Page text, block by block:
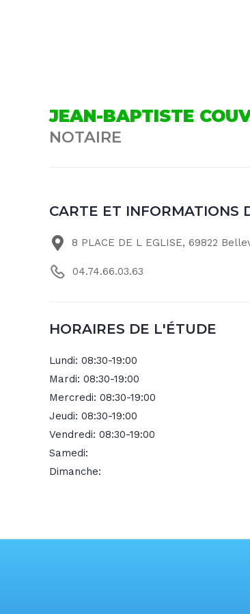
JEAN-BAPTISTE
NOTAIRE
CARTE ET INFORMATIONS
8 PLACE DE L EGLISE, 69822
04.74.66.03.63
HORAIRES DE L'ÉTUDE
Lundi: 08:30-19:00
Mardi: 08:30-19:00
Mercredi: 08:30-19:00
Jeudi: 08:30-19:00
Vendredi: 08:30-19:00
Samedi:
Dimanche: